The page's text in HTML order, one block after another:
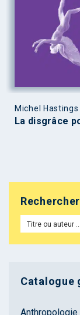
Michel Hastings
La disgrâce
Catalogue